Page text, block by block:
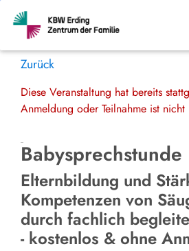
Zurück
Diese Veranstaltung hat bereits
Anmeldung oder Teilnahme ist
Babysprechstunde
Elternbildung und
Kompetenzen von
durch fachlich
- kostenlos & ohne